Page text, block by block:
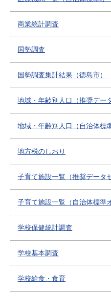
商業統計調査
国勢調査
国勢調査集計結果（徳島市）
地域・年齢別人口（推奨デー
地域・年齢別人口（自治体標
地方税のしおり
子育て施設一覧（推奨データ
子育て施設一覧（自治体標準
学校保健統計調査
学校基本調査
学校給食・食育